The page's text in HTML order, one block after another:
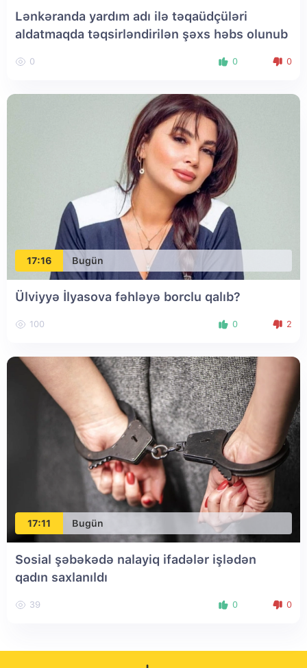
Lənkəranda yardım adı ilə təqaüdçüləri
aldatmaqda təqsirləndirilən şəxs həbs olunub
0 0 0
17:16 Bugün
Ülviyyə İlyasova fəhləyə borclu qalıb?
100 0 2
17:11 Bugün
Sosial şəbəkədə nalayiq ifadələr işlədən
qadın saxlanıldı
39 0 0